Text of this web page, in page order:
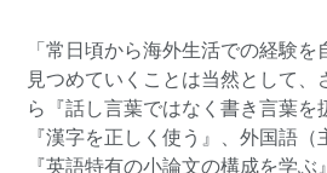
「常日頃から海外生活での経験
見つめていくことは当然として、
ら『話し言葉ではなく書き言葉を
『漢字を正しく使う』、外国語（
『英語特有の小論文の構成を学